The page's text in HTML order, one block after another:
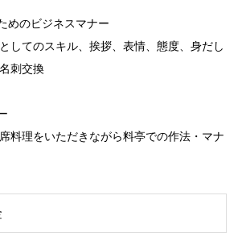
めのビジネスマナー
してのスキル、挨拶、表情、態度、身だし
刺交換
料理をいただきながら料亭での作法・マナ